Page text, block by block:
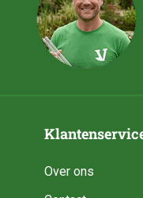
Over ons